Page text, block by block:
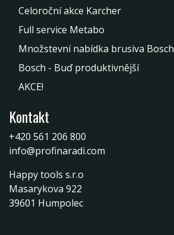
Celoroční akce Karcher
Full service Metabo
Množstevní nabídka brusiva Bosch
Bosch - Buď produktivnější
AKCE!
Kontakt
+420 561 206 800
info@profinaradi.com
Happy tools s.r.o
Masarykova 922
39601 Humpolec